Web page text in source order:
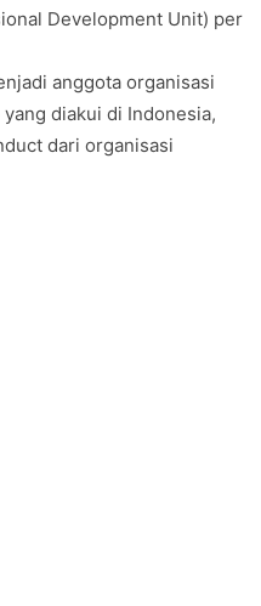
Development Unit) per
anggota organisasi
diakui di Indonesia,
dari organisasi